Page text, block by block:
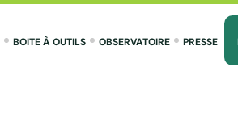
BOITE À OUTILS OBSERVATOIRE PRESSE